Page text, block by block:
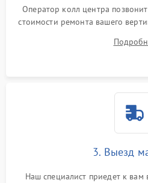
Оператор колл центра
стоимости ремонта вашего
3. Выезд
Наш специалист приедет к вам